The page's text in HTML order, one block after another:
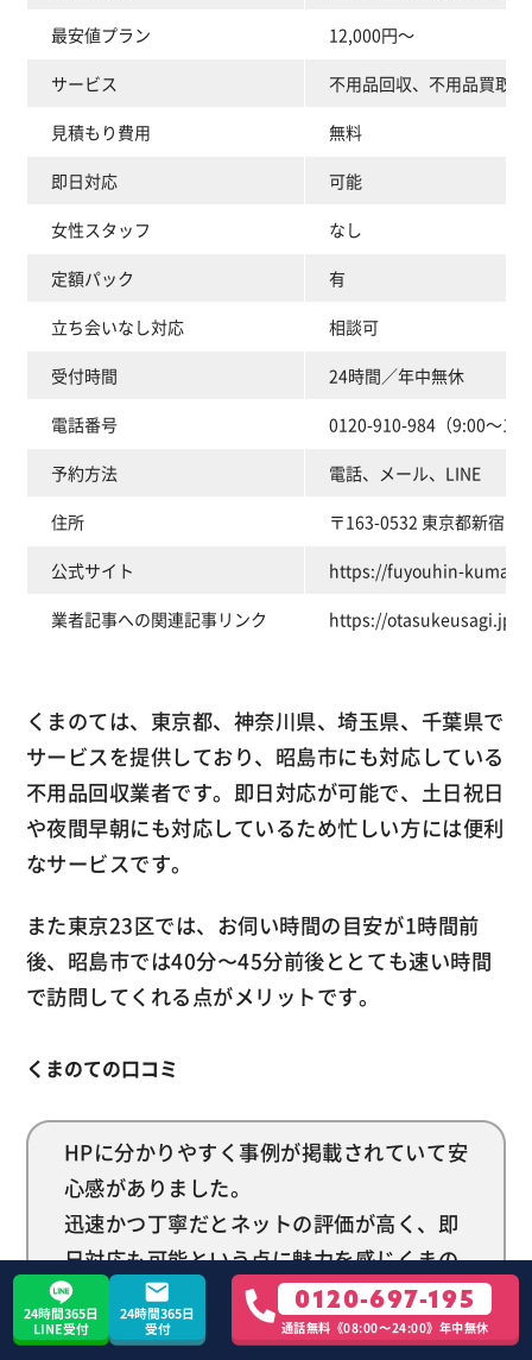
最安値プラン 12,000円～
サービス 不用品回収、不用品買取
見積もり費用 無料
即日対応 可能
女性スタッフ なし
定額パック 有
立ち会いなし対応 相談可
受付時間 24時間／年中無休
電話番号 0120-910-984（9:00～
予約方法 電話、メール、LINE
住所 〒163-0532 東京都新宿区
公式サイト https://fuyouhin-
業者記事への関連記事リンク https://otasukeusagi.jp/
くまのては、東京都、神奈川県、埼玉県、千葉県で
サービスを提供しており、昭島市にも対応している
不用品回収業者です。即日対応が可能で、土日祝日
や夜間早朝にも対応しているため忙しい方には便利
なサービスです。
また東京23区では、お伺い時間の目安が1時間前
後、昭島市では40分〜45分前後ととても速い時間
で訪問してくれる点がメリットです。
くまのての口コミ
HPに分かりやすく事例が掲載されていて安
心感がありました。
迅速かつ丁寧だとネットの評価が高く、即
日対応も可能という点に魅力を感じくまの
てさんにご依頼しました。
来てもらう際は事前連絡もしてくださって
24時間365日
LINE受付
24時間365日
受付
0120-697-195
通話無料《08:00〜24:00》年中無休